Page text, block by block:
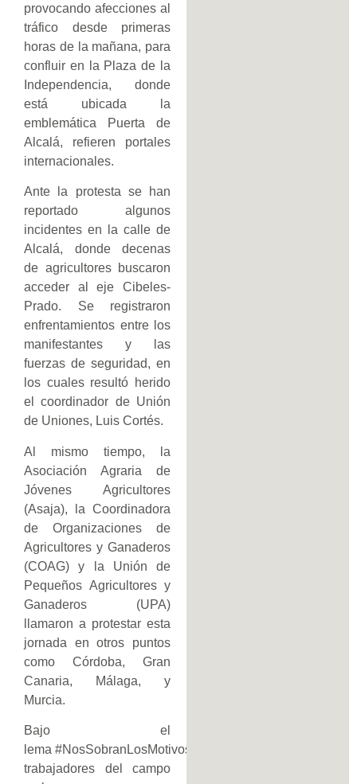
provocando afecciones al
tráfico desde primeras
horas de la mañana, para
confluir en la Plaza de la
Independencia, donde
está ubicada la
emblemática Puerta de
Alcalá, refieren portales
internacionales.
Ante la protesta se han
reportado algunos
incidentes en la calle de
Alcalá, donde decenas
de agricultores buscaron
acceder al eje Cibeles-
Prado. Se registraron
enfrentamientos entre los
manifestantes y las
fuerzas de seguridad, en
los cuales resultó herido
el coordinador de Unión
de Uniones, Luis Cortés.
Al mismo tiempo, la
Asociación Agraria de
Jóvenes Agricultores
(Asaja), la Coordinadora
de Organizaciones de
Agricultores y Ganaderos
(COAG) y la Unión de
Pequeños Agricultores y
Ganaderos (UPA)
llamaron a protestar esta
jornada en otros puntos
como Córdoba, Gran
Canaria, Málaga, y
Murcia.
Bajo el
lema #NosSobranLosMotivos los
trabajadores del campo